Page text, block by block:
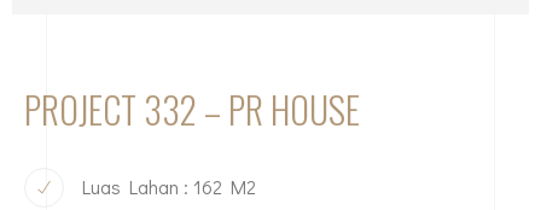
PROJECT 332 – PR HOUSE
Luas Lahan : 162 M2